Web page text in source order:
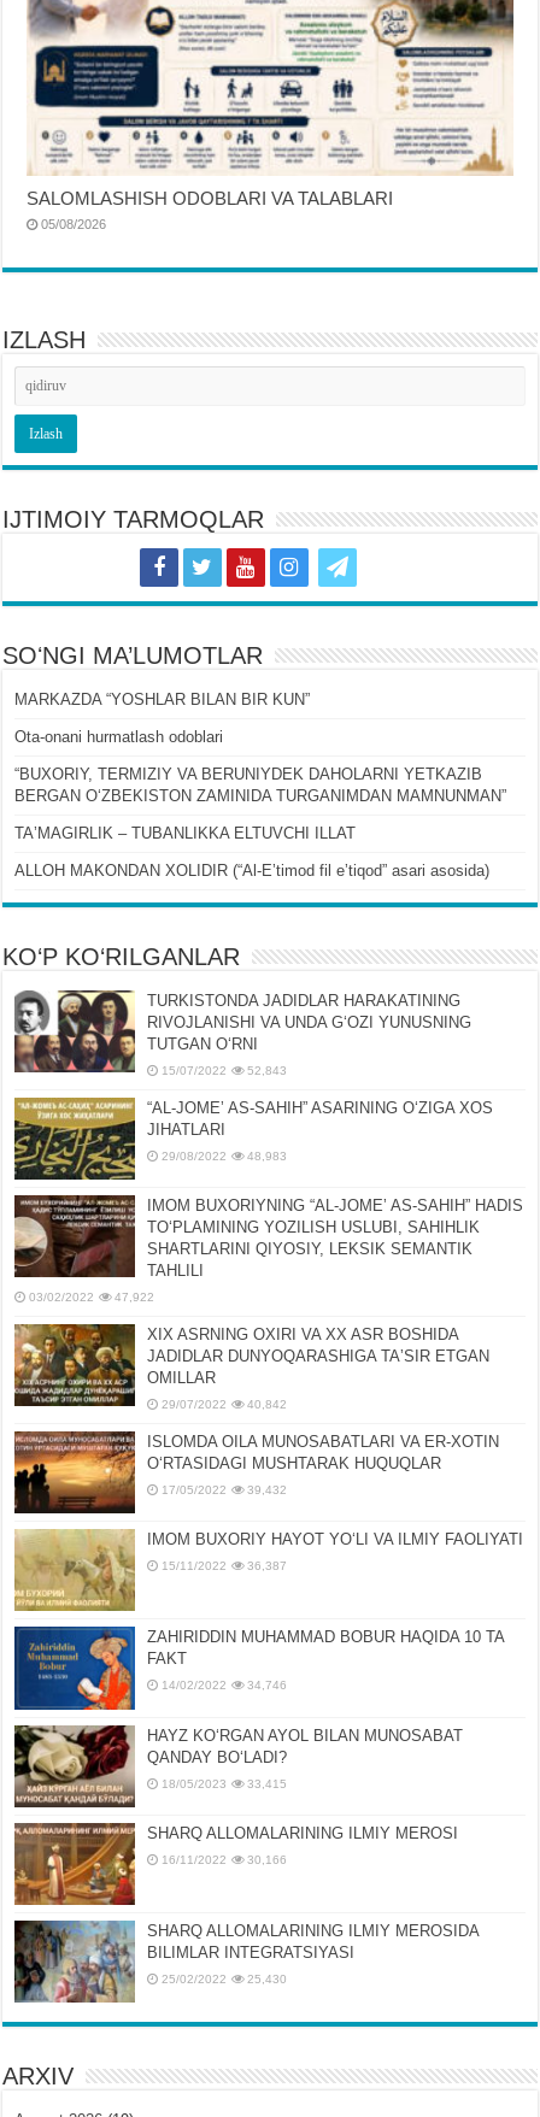
SALOMLASHISH ODOBLARI VA TALABLARI
05/08/2026
IZLASH
IJTIMOIY TARMOQLAR
SOʻNGI MA’LUMOTLAR
MARKAZDA “YOSHLAR BILAN BIR KUN”
Ota-onani hurmatlash odoblari
“BUXORIY, TERMIZIY VA BERUNIYDEK DAHOLARNI YETKAZIB
BERGAN OʻZBEKISTON ZAMINIDA TURGANIMDAN MAMNUNMAN”
TAʼMAGIRLIK – TUBANLIKKA ELTUVCHI ILLAT
ALLOH MAKONDAN XOLIDIR (“Al-Eʼtimod fil eʼtiqod” asari asosida)
KO‘P KO‘RILGANLAR
TURKISTONDA JADIDLAR HARAKATINING
RIVOJLANISHI VA UNDA GʻOZI YUNUSNING
TUTGAN OʻRNI
15/07/2022 52,843
“AL-JOMEʼ AS-SAHIH” ASARINING OʻZIGA XOS
JIHATLARI
29/08/2022 48,983
IMOM BUXORIYNING “AL-JOMEʼ AS-SAHIH” HADIS
TOʻPLAMINING YOZILISH USLUBI, SAHIHLIK
SHARTLARINI QIYOSIY, LЕKSIK SЕMANTIK
TAHLILI
03/02/2022 47,922
XIX ASRNING OXIRI VA XX ASR BOSHIDA
JADIDLAR DUNYOQARASHIGA TAʼSIR ETGAN
OMILLAR
29/07/2022 40,842
ISLOMDA OILA MUNOSABATLARI VA ER-XOTIN
OʻRTASIDAGI MUSHTARAK HUQUQLAR
17/05/2022 39,432
IMOM BUXORIY HAYOT YOʻLI VA ILMIY FAOLIYATI
15/11/2022 36,387
ZAHIRIDDIN MUHAMMAD BOBUR HAQIDA 10 TA
FAKT
14/02/2022 34,746
HAYZ KOʻRGAN AYOL BILAN MUNOSABAT
QANDAY BOʻLADI?
18/05/2023 33,415
SHARQ ALLOMALARINING ILMIY MEROSI
16/11/2022 30,166
SHARQ ALLOMALARINING ILMIY MЕROSIDA
BILIMLAR INTЕGRATSIYASI
25/02/2022 25,430
ARXIV